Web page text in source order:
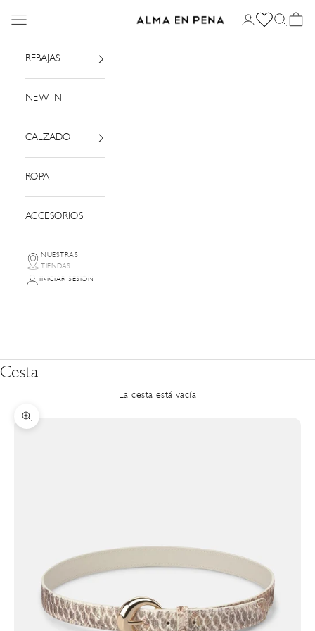
Alma en Pena
Menú Iniciar sesión
Buscar
Cesta
REBAJAS
NEW IN
CALZADO
ROPA
ACCESORIOS
NUESTRAS
TIENDAS
INICIAR SESIÓN
Cesta
La cesta está vacía
Zoom